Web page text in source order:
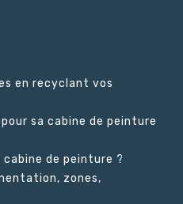
en recyclant vos
sa cabine de peinture
de peinture ?
zones,